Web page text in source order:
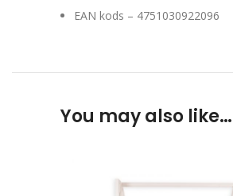
EAN kods – 4751030922096
You may also like…